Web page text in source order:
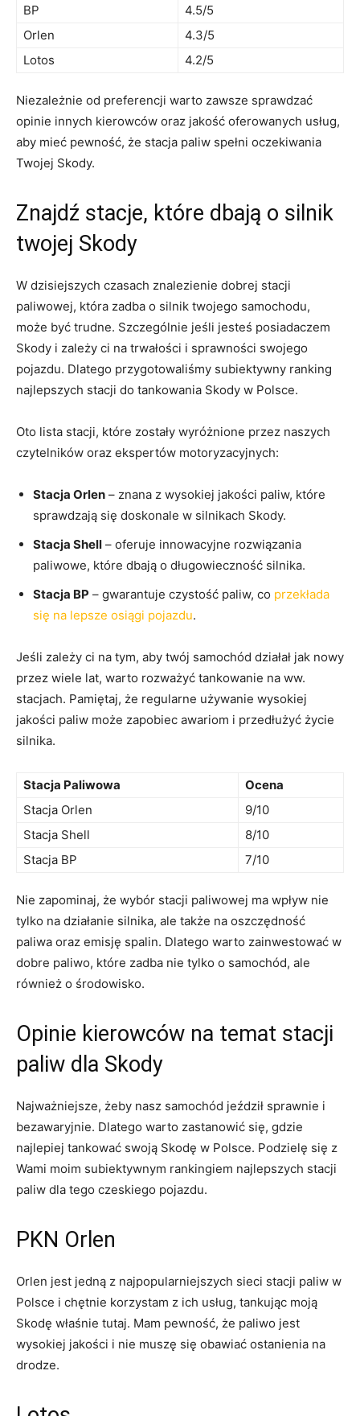
BP
4.5/5
Orlen
4.3/5
Lotos
4.2/5
Niezależnie od preferencji warto zawsze sprawdzać
opinie innych kierowców oraz jakość oferowanych usług,
aby mieć pewność, że stacja paliw spełni oczekiwania
Twojej Skody.
Znajdź stacje, które dbają o silnik
twojej Skody
W dzisiejszych czasach znalezienie dobrej stacji
paliwowej, która zadba o silnik twojego samochodu,
może być trudne. Szczególnie jeśli jesteś posiadaczem
Skody i zależy ci na trwałości i sprawności swojego
pojazdu. Dlatego przygotowaliśmy subiektywny ranking
najlepszych stacji do tankowania Skody w Polsce.
Oto lista stacji, które zostały wyróżnione przez naszych
czytelników oraz ekspertów motoryzacyjnych:
Stacja Orlen – znana z wysokiej jakości paliw, które
sprawdzają się doskonale w silnikach Skody.
Stacja Shell – oferuje innowacyjne rozwiązania
paliwowe, które dbają o długowieczność silnika.
Stacja BP – gwarantuje czystość paliw, co przekłada
się na lepsze osiągi pojazdu.
Jeśli zależy ci na tym, aby twój samochód działał jak nowy
przez wiele lat, warto rozważyć tankowanie na ww.
stacjach. Pamiętaj, że regularne używanie wysokiej
jakości paliw może zapobiec awariom i przedłużyć życie
silnika.
Stacja Paliwowa
Ocena
Stacja Orlen
9/10
Stacja Shell
8/10
Stacja BP
7/10
Nie zapominaj, że wybór stacji paliwowej ma wpływ nie
tylko na działanie silnika, ale także na oszczędność
paliwa oraz emisję spalin. Dlatego warto zainwestować w
dobre paliwo, które zadba nie tylko o samochód, ale
również o środowisko.
Opinie kierowców na temat stacji
paliw dla Skody
Najważniejsze, żeby nasz samochód jeździł sprawnie i
bezawaryjnie. Dlatego warto zastanowić się, gdzie
najlepiej tankować swoją Skodę w Polsce. Podzielę się z
Wami moim subiektywnym rankingiem najlepszych stacji
paliw dla tego czeskiego pojazdu.
PKN Orlen
Orlen jest jedną z najpopularniejszych sieci stacji paliw w
Polsce i chętnie korzystam z ich usług, tankując moją
Skodę właśnie tutaj. Mam pewność, że paliwo jest
wysokiej jakości i nie muszę się obawiać ostanienia na
drodze.